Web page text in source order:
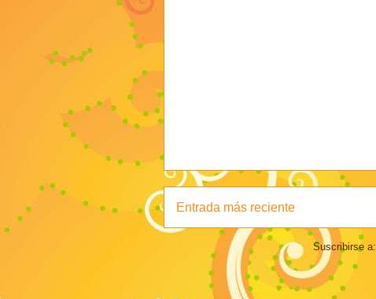
Entrada más reciente
Suscribirse a: